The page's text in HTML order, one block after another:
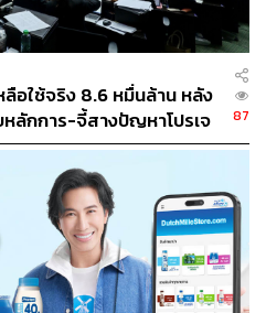
นครบาล 1-9 ประสานการ
ข้อง เพื่อบูรณาการกำลังเจ้า
ดูแลความสงบเรียบร้อยใน
นไปอย่างมีประสิทธิภาพ
ชญากรรมก่อนการเลือกตั้งใน
โดยผลการระดมกวาดล้าง
อกตั้งในห้วงวันที่ 4-5
วกับอาชญากรรมทั่วไป 1,034
ลตามหมายจับ 236 คดี 231
อใช้จริง 8.6 หมื่นล้าน หลัง
ลักการ-จี้สางปัญหาโปรเจ
87